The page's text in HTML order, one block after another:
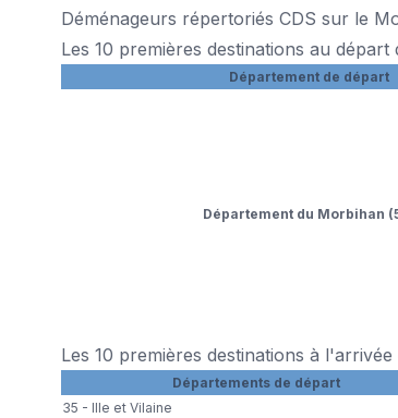
Déménageurs répertoriés CDS sur le
Les 10 premières destinations au
Département de départ
Département du Morbihan
Les 10 premières destinations à
Départements de départ
35 - Ille et Vilaine